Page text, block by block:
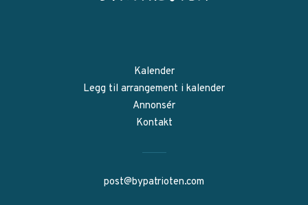
Kalender
Legg til arrangement i kalender
Annonsér
Kontakt
post@bypatrioten.com